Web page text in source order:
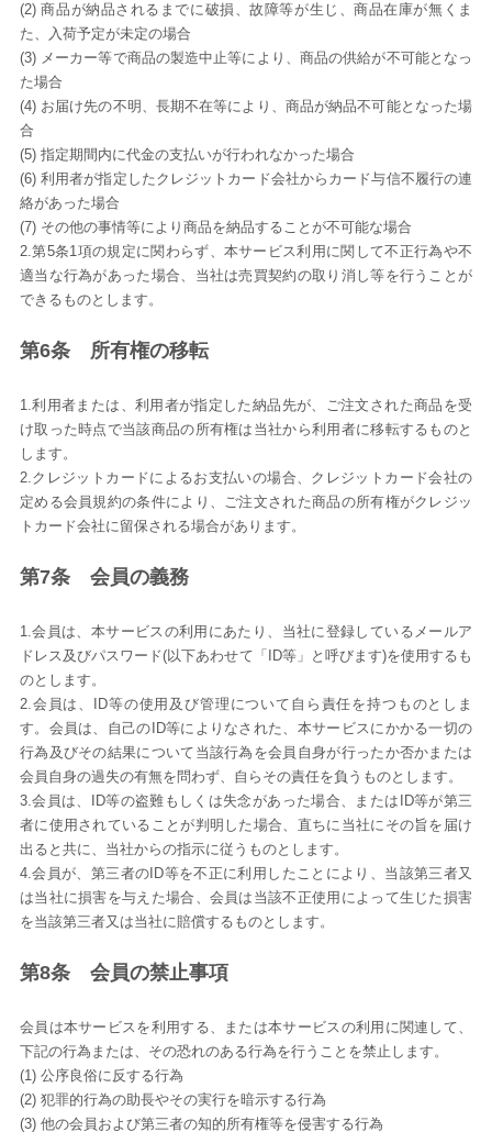
(2) 商品が納品されるまでに破損、故障等が生じ、商品在庫が無くま
た、入荷予定が未定の場合
(3) メーカー等で商品の製造中止等により、商品の供給が不可能となっ
た場合
(4) お届け先の不明、長期不在等により、商品が納品不可能となった場
合
(5) 指定期間内に代金の支払いが行われなかった場合
(6) 利用者が指定したクレジットカード会社からカード与信不履行の連
絡があった場合
(7) その他の事情等により商品を納品することが不可能な場合
2.第5条1項の規定に関わらず、本サービス利用に関して不正行為や不
適当な行為があった場合、当社は売買契約の取り消し等を行うことが
できるものとします。
第6条 所有権の移転
1.利用者または、利用者が指定した納品先が、ご注文された商品を受
け取った時点で当該商品の所有権は当社から利用者に移転するものと
します。
2.クレジットカードによるお支払いの場合、クレジットカード会社の
定める会員規約の条件により、ご注文された商品の所有権がクレジッ
トカード会社に留保される場合があります。
第7条 会員の義務
1.会員は、本サービスの利用にあたり、当社に登録しているメールア
ドレス及びパスワード(以下あわせて「ID等」と呼びます)を使用するも
のとします。
2.会員は、ID等の使用及び管理について自ら責任を持つものとしま
す。会員は、自己のID等によりなされた、本サービスにかかる一切の
行為及びその結果について当該行為を会員自身が行ったか否かまたは
会員自身の過失の有無を問わず、自らその責任を負うものとします。
3.会員は、ID等の盗難もしくは失念があった場合、またはID等が第三
者に使用されていることが判明した場合、直ちに当社にその旨を届け
出ると共に、当社からの指示に従うものとします。
4.会員が、第三者のID等を不正に利用したことにより、当該第三者又
は当社に損害を与えた場合、会員は当該不正使用によって生じた損害
を当該第三者又は当社に賠償するものとします。
第8条 会員の禁止事項
会員は本サービスを利用する、または本サービスの利用に関連して、
下記の行為または、その恐れのある行為を行うことを禁止します。
(1) 公序良俗に反する行為
(2) 犯罪的行為の助長やその実行を暗示する行為
(3) 他の会員および第三者の知的所有権等を侵害する行為